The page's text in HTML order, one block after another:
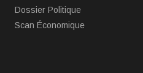
Dossier Politique
Scan Économique